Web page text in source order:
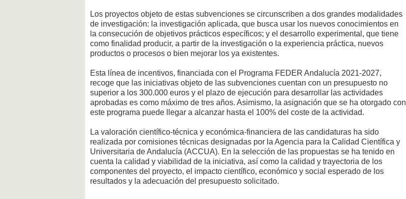
Los proyectos objeto de estas subvenciones se circunscriben a dos grandes modalidades
de investigación: la investigación aplicada, que busca usar los nuevos conocimientos en
la consecución de objetivos prácticos específicos; y el desarrollo experimental, que tiene
como finalidad producir, a partir de la investigación o la experiencia práctica, nuevos
productos o procesos o bien mejorar los ya existentes.
Esta línea de incentivos, financiada con el Programa FEDER Andalucía 2021-2027,
recoge que las iniciativas objeto de las subvenciones cuentan con un presupuesto no
superior a los 300.000 euros y el plazo de ejecución para desarrollar las actividades
aprobadas es como máximo de tres años. Asimismo, la asignación que se ha otorgado con
este programa puede llegar a alcanzar hasta el 100% del coste de la actividad.
La valoración científico-técnica y económica-financiera de las candidaturas ha sido
realizada por comisiones técnicas designadas por la Agencia para la Calidad Científica y
Universitaria de Andalucía (ACCUA). En la selección de las propuestas se ha tenido en
cuenta la calidad y viabilidad de la iniciativa, así como la calidad y trayectoria de los
componentes del proyecto, el impacto científico, económico y social esperado de los
resultados y la adecuación del presupuesto solicitado.